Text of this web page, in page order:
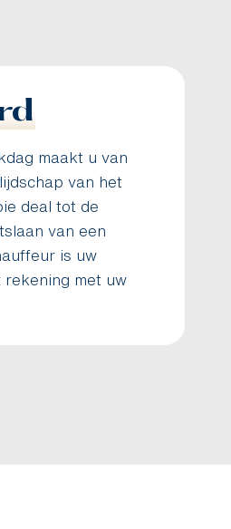
maakt u van
van het
deal tot de
van een
is uw
met uw